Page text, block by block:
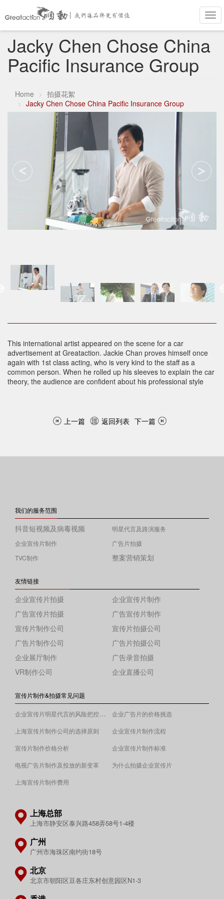
main
content
Jacky Chen Chose China
Pacific Insurance Group
Home
拍摄花絮
Jacky Chen Chose China Pacific Insurance Group
This international artist appeared on the scene for a car
advertisement at Greataction. Jackie Chan proves himself once
again with 1st class acting, who is very kind to the staff as a
common person. When he rolled up his sleeves to explain the car
theory, the audience are confident about his professional style
上一篇 返回列表 下一篇
我们的服务范围
抖音短视频及病毒视频
明星代言及路演服务
企业宣传片制作
广告片拍摄
TVC制作
整案营销策划
友情链接
企业宣传片拍摄
企业宣传片制作
广告宣传片拍摄
广告宣传片制作
宣传片制作公司
宣传片拍摄公司
广告片制作公司
广告片拍摄公司
企业展厅制作
广告录音拍摄
VR制作公司
企业直播公司
宣传片制作&拍摄常见问题
企业宣传片明星代言的风险把控须知
企业广告片的价格挑选
上海宣传片制作公司的选择原则
企业宣传片制作流程
宣传片制作价格分析
企业宣传片制作标准
电视广告片制作及投放的新变革
为什么拍摄企业宣传片
上海宣传片制作费用
上海总部
上海市静安区泰兴路458弄58号1-4楼
广州
广州市海珠区南约街18号
北京
北京市朝阳区豆各庄东村创意园区N1-3